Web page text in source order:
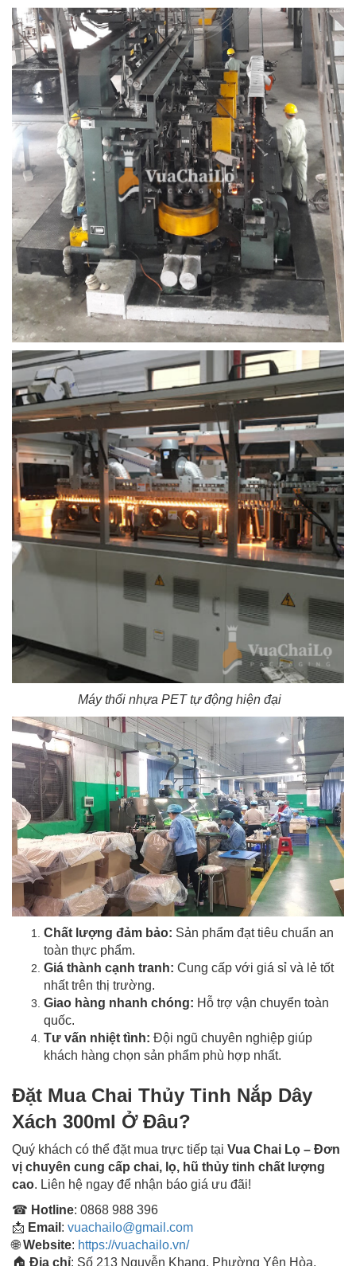
Máy thổi nhựa PET tự động hiện đại
Chất lượng đảm bảo: Sản phẩm đạt tiêu chuẩn an
toàn thực phẩm.
Giá thành cạnh tranh: Cung cấp với giá sỉ và lẻ tốt
nhất trên thị trường.
Giao hàng nhanh chóng: Hỗ trợ vận chuyển toàn
quốc.
Tư vấn nhiệt tình: Đội ngũ chuyên nghiệp giúp
khách hàng chọn sản phẩm phù hợp nhất.
Đặt Mua Chai Thủy Tinh Nắp Dây
Xách 300ml Ở Đâu?
Quý khách có thể đặt mua trực tiếp tại Vua Chai Lọ – Đơn
vị chuyên cung cấp chai, lọ, hũ thủy tinh chất lượng
cao. Liên hệ ngay để nhận báo giá ưu đãi!
☎ Hotline: 0868 988 396
📩 Email : vuachailo@gmail.com
🌐Website: https://vuachailo.vn/
🏠 Địa chỉ: Số 213 Nguyễn Khang, Phường Yên Hòa,